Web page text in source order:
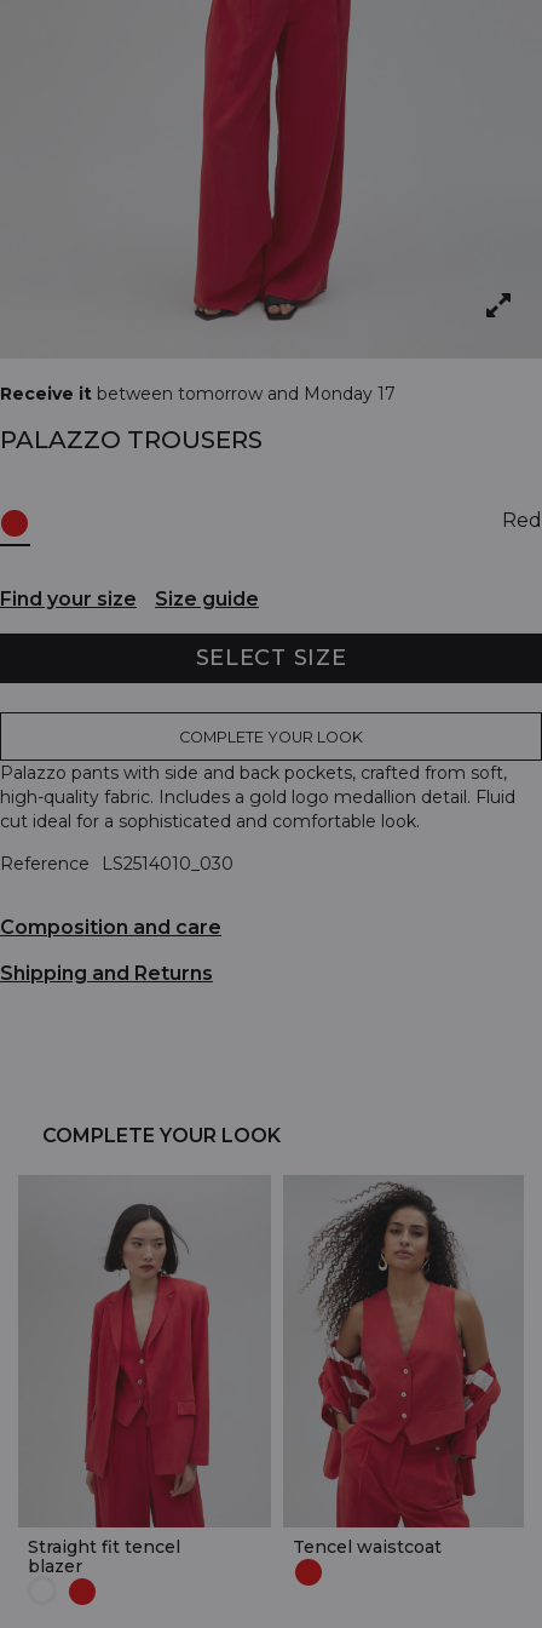
Receive it between tomorrow and Monday 17
PALAZZO TROUSERS
Red
Find your size Size guide
SELECT SIZE
COMPLETE YOUR LOOK
Palazzo pants with side and back pockets, crafted from soft,
high-quality fabric. Includes a gold logo medallion detail. Fluid
cut ideal for a sophisticated and comfortable look.
Reference
LS2514010_030
Composition and care
Shipping and Returns
COMPLETE YOUR LOOK
Straight fit tencel
blazer
Tencel waistcoat